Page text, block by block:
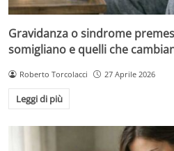
Gravidanza o sindrome
somigliano e quelli che
Roberto Torcolacci 27 Aprile 2026
Leggi di più